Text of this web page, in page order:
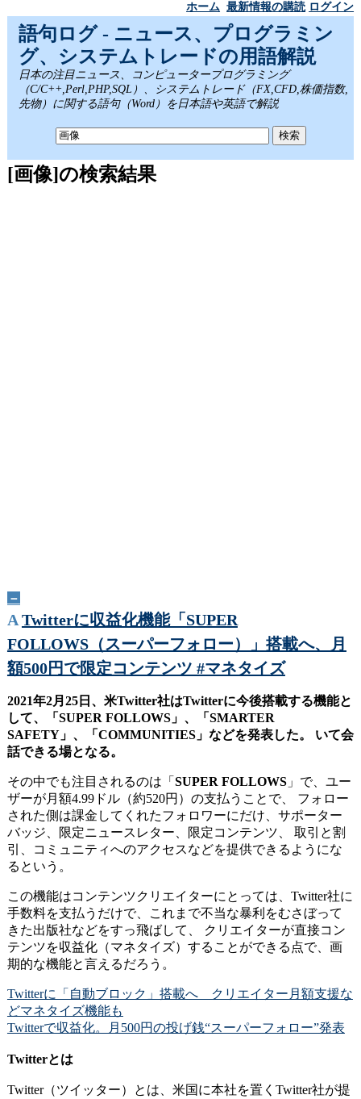
ホーム 最新情報の購読 ログイン
語句ログ - ニュース、プログラミン
グ、システムトレードの用語解説
日本の注目ニュース、コンピュータープログラミング
（C/C++,Perl,PHP,SQL）、システムトレード（FX,CFD,株価指数,
先物）に関する語句（Word）を日本語や英語で解説
[画像]の検索結果
－
A Twitterに収益化機能「SUPER
FOLLOWS（スーパーフォロー）」搭載へ、月
額500円で限定コンテンツ #マネタイズ
2021年2月25日、米Twitter社はTwitterに今後搭載する機能と
して、「SUPER FOLLOWS」、「SMARTER
SAFETY」、「COMMUNITIES」などを発表した。 いて会
話できる場となる。
その中でも注目されるのは「 SUPER FOLLOWS」で、ユー
ザーが月額4.99ドル（約520円）の支払うことで、 フォロー
された側は課金してくれたフォロワーにだけ、サポーター
バッジ、限定ニュースレター、限定コンテンツ、 取引と割
引、コミュニティへのアクセスなどを提供できるようにな
るという。
この機能はコンテンツクリエイターにとっては、Twitter社に
手数料を支払うだけで、これまで不当な暴利をむさぼって
きた出版社などをすっ飛ばして、 クリエイターが直接コン
テンツを収益化（マネタイズ）することができる点で、画
期的な機能と言えるだろう。
Twitterに「自動ブロック」搭載へ クリエイター月額支援な
どマネタイズ機能も
Twitterで収益化。月500円の投げ銭“スーパーフォロー”発表
Twitterとは
Twitter（ツイッター）とは、米国に本社を置くTwitter社が提